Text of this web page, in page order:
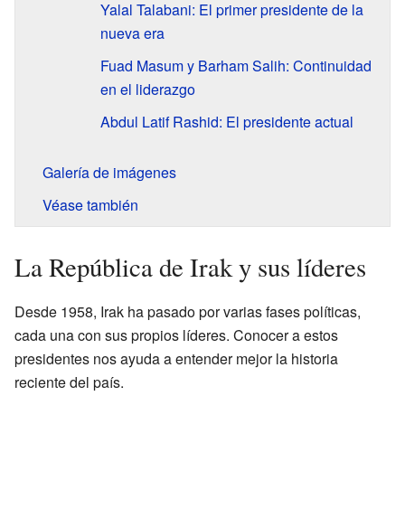
Yalal Talabani: El primer presidente de la
nueva era
Fuad Masum y Barham Salih: Continuidad
en el liderazgo
Abdul Latif Rashid: El presidente actual
Galería de imágenes
Véase también
La República de Irak y sus líderes
Desde 1958, Irak ha pasado por varias fases políticas,
cada una con sus propios líderes. Conocer a estos
presidentes nos ayuda a entender mejor la historia
reciente del país.